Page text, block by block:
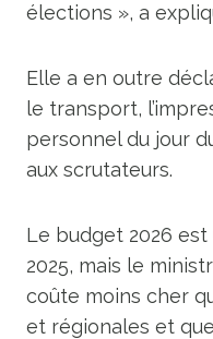
élections », a
Elle a en outre
le transport,
personnel du jour
aux scrutateurs.
Le budget 2026
2025, mais le
coûte moins cher
et régionales et